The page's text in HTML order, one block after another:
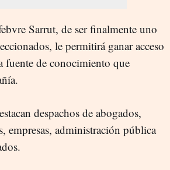
Sarrut, de ser finalmente uno
le permitirá ganar acceso
fuente de conocimiento que
despachos de abogados,
empresas, administración pública